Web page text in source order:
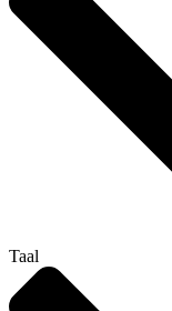
Taal